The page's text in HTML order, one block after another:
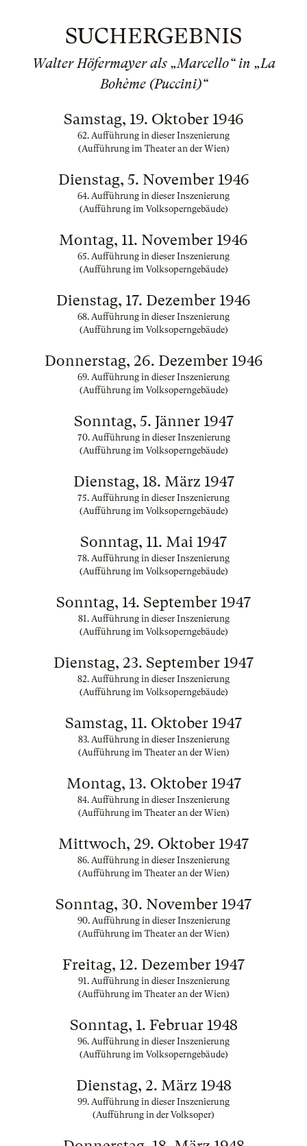
SUCHERGEBNIS
Walter Höfermayer als „Marcello“ in „La
Bohème (Puccini)“
Samstag, 19. Oktober 1946
62. Aufführung in dieser Inszenierung
(Aufführung im Theater an der Wien)
Dienstag, 5. November 1946
64. Aufführung in dieser Inszenierung
(Aufführung im Volksoperngebäude)
Montag, 11. November 1946
65. Aufführung in dieser Inszenierung
(Aufführung im Volksoperngebäude)
Dienstag, 17. Dezember 1946
68. Aufführung in dieser Inszenierung
(Aufführung im Volksoperngebäude)
Donnerstag, 26. Dezember 1946
69. Aufführung in dieser Inszenierung
(Aufführung im Volksoperngebäude)
Sonntag, 5. Jänner 1947
70. Aufführung in dieser Inszenierung
(Aufführung im Volksoperngebäude)
Dienstag, 18. März 1947
75. Aufführung in dieser Inszenierung
(Aufführung im Volksoperngebäude)
Sonntag, 11. Mai 1947
78. Aufführung in dieser Inszenierung
(Aufführung im Volksoperngebäude)
Sonntag, 14. September 1947
81. Aufführung in dieser Inszenierung
(Aufführung im Volksoperngebäude)
Dienstag, 23. September 1947
82. Aufführung in dieser Inszenierung
(Aufführung im Volksoperngebäude)
Samstag, 11. Oktober 1947
83. Aufführung in dieser Inszenierung
(Aufführung im Theater an der Wien)
Montag, 13. Oktober 1947
84. Aufführung in dieser Inszenierung
(Aufführung im Theater an der Wien)
Mittwoch, 29. Oktober 1947
86. Aufführung in dieser Inszenierung
(Aufführung im Theater an der Wien)
Sonntag, 30. November 1947
90. Aufführung in dieser Inszenierung
(Aufführung im Theater an der Wien)
Freitag, 12. Dezember 1947
91. Aufführung in dieser Inszenierung
(Aufführung im Theater an der Wien)
Sonntag, 1. Februar 1948
96. Aufführung in dieser Inszenierung
(Aufführung im Volksoperngebäude)
Dienstag, 2. März 1948
99. Aufführung in dieser Inszenierung
(Aufführung in der Volksoper)